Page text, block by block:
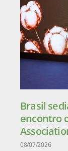
Brasil
encontro
08/07/2026